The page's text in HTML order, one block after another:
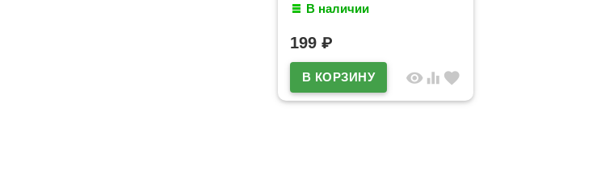
ассортименте
В наличии
199 ₽
visibility equalizer favorite